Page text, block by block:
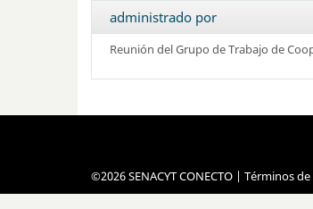
administrado por
Reunión del Grupo de Trabajo de
©2026 SENACYT CONECTO | Términos